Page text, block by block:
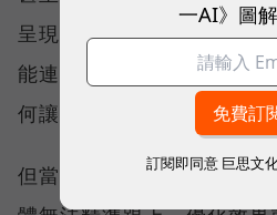
呈現。簡單來說，傳統智
能連網看內容」的問題，
何讓內容呈現得最好」的體
但當 AI 演算法分析出最佳
一AI》圖
訂閱即同意 巨思文